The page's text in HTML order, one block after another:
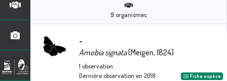
9 organismes
-
Amobia signata(Meigen, 1824)
1 observation
Dernière observation en 2018 Fiche espèce